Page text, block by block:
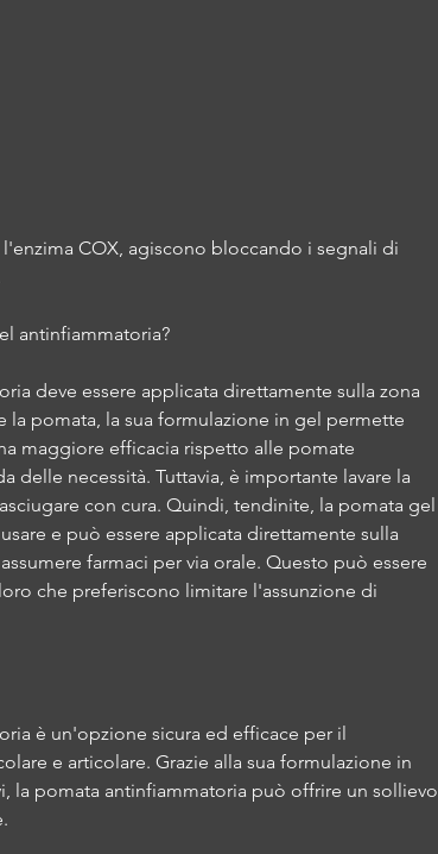
COX, agiscono bloccando i segnali di
antinfiammatoria?
deve essere applicata direttamente sulla zona
la pomata, la sua formulazione in gel permette
maggiore efficacia rispetto alle pomate
delle necessità. Tuttavia, è importante lavare la
con cura. Quindi, tendinite, la pomata gel
e può essere applicata direttamente sulla
farmaci per via orale. Questo può essere
che preferiscono limitare l'assunzione di
è un'opzione sicura ed efficace per il
e articolare. Grazie alla sua formulazione in
la pomata antinfiammatoria può offrire un sollievo